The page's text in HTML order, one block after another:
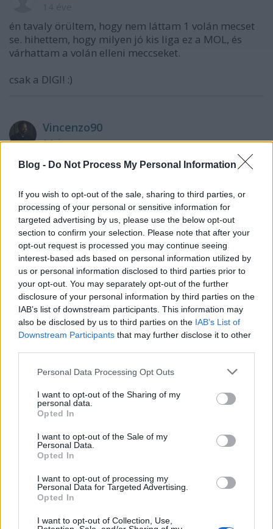
Blog - Do Not Process My Personal Information
If you wish to opt-out of the sale, sharing to third parties, or
processing of your personal or sensitive information for
targeted advertising by us, please use the below opt-out
section to confirm your selection. Please note that after your
opt-out request is processed you may continue seeing
interest-based ads based on personal information utilized by
us or personal information disclosed to third parties prior to
your opt-out. You may separately opt-out of the further
disclosure of your personal information by third parties on the
IAB’s list of downstream participants. This information may
also be disclosed by us to third parties on the IAB’s List of
Downstream Participants that may further disclose it to other
Please note that this website/app uses one or more Google
not limited to your visit or usage behaviour. You may click to
grant or deny consent to Google and its third-party tags to
use your data for below specified purposes in below Google
consent section.
Personal Data Processing Opt Outs
I want to opt-out of the Sharing of my
personal data.
Opted In
I want to opt-out of the Sale of my
Personal Data.
Opted In
I want to opt-out of processing my
Personal Data for Targeted Advertising.
Opted In
I want to opt-out of Collection, Use,
én tavaly örültem, hogy nem láttam 1 volán mecset
se. hihettem, hogy milyen jó kis liga ez a MOL, és
várhattam a volán elleni meccseket.
csak a DIGI! :)
Vincenzo90
14 éve
A Digi szar a UPC köcsög, a T-home überköcsög, és
szerintem ennek nyithatnánk egy külön topikot. Egy
gyűlölködő topikot, ahol bárki bárkit, bármilyen
stílusban szídhat bármiért. Feszkó levezetés... :D
moszkvicssluszkulcs
14 éve
Én meg a digin néztem a meccseket-köszi!!!-, a neten
meg a volán meccseket!! :)))
jonnglenn
@Zergling: elvileg lehetne új mez, de nem lesz.
legalabbis a miskolcnal.
leonov
14 éve
A matávdigiupc vagy upcdigimatáv kérdésben én
voltam tavaly a legnagyobb hangú ócsároló. Ez,a
körülmények, lehetőségek és a tavalyi teljesítmény